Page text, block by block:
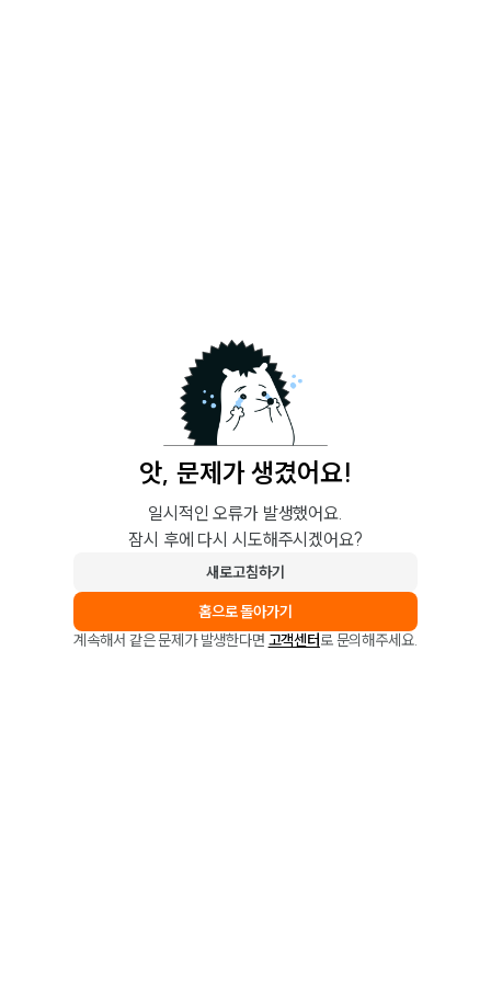
앗, 문제가 생겼어요!
일시적인 오류가 발생했어요.
잠시 후에 다시 시도해주시겠어요?
새로고침하기
홈으로 돌아가기
계속해서 같은 문제가 발생한다면 고객센터로 문의해주세요.